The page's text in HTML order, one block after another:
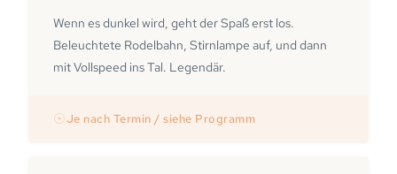
Wenn es dunkel wird, geht der Spaß erst los.
Beleuchtete Rodelbahn, Stirnlampe auf, und dann
mit Vollspeed ins Tal. Legendär.
☉Je nach Termin / siehe Programm